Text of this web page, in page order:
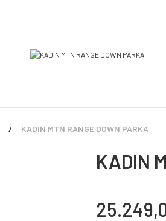
KADIN MTN RANGE DOWN PARKA
KADIN